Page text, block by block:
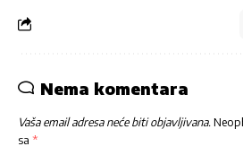
Nema komentara
Vaša email adresa neće biti objavljivana.
sa *